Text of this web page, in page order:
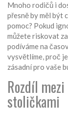
Mnoho rodičů i
přesně by měl být
pomoc? Pokud
můžete riskovat
podíváme na
vysvětlíme, proč
zásadní pro vaše
Rozdíl
stoličkami